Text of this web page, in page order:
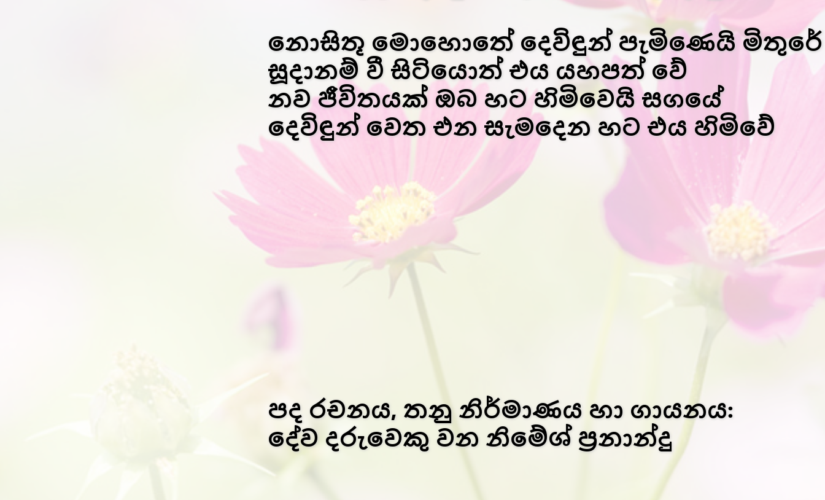
නොසිතූ මොහොතේ දෙවිඳුන් පැමිණෙයි මිතුරේ
සූදානම් වී සිටියොත් එය යහපත් වේ
නව ජීවිතයක් ඔබ හට හිමිවෙයි සගයේ
දෙවිඳුන් වෙත එන සැමදෙන හට එය හිමිවේ
පද රචනය, තනු නිර්මාණය හා ගායනය:
දේව දරුවෙකු වන නිමේශ් ප්‍රනාන්දු